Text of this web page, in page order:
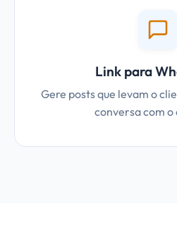
Link para
Gere posts que levam o
conversa com